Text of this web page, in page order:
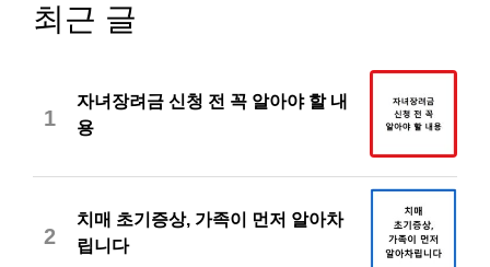
최근 글
1
자녀장려금 신청 전 꼭 알아야 할 내
용
2
치매 초기증상, 가족이 먼저 알아차
립니다